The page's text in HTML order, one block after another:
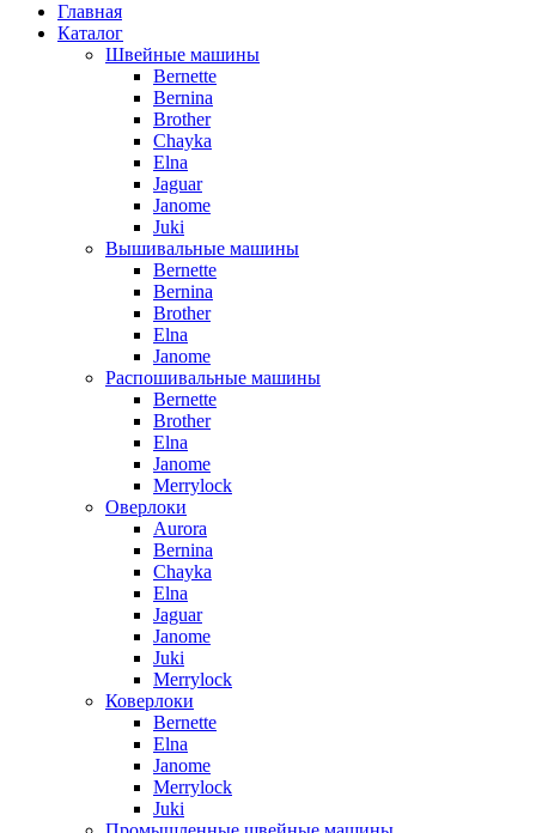
Главная
Каталог
Швейные машины
Bernette
Bernina
Brother
Chayka
Elna
Jaguar
Janome
Juki
Вышивальные машины
Bernette
Bernina
Brother
Elna
Janome
Распошивальные машины
Bernette
Brother
Elna
Janome
Merrylock
Оверлоки
Aurora
Bernina
Chayka
Elna
Jaguar
Janome
Juki
Merrylock
Коверлоки
Bernette
Elna
Janome
Merrylock
Juki